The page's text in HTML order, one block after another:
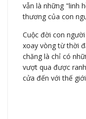
vẫn là những "linh
thương của con
Cuộc đời con
xoay vòng từ thời
chăng là chỉ có
vượt qua được
cửa đến với thế